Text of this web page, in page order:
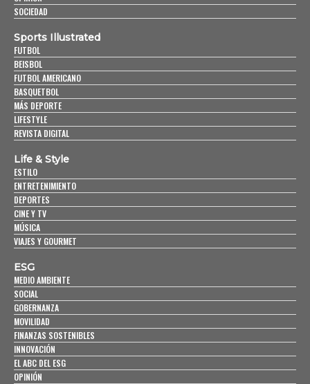
SOCIEDAD
Sports Illustrated
FUTBOL
BEISBOL
FUTBOL AMERICANO
BASQUETBOL
MÁS DEPORTE
LIFESTYLE
REVISTA DIGITAL
Life & Style
ESTILO
ENTRETENIMIENTO
DEPORTES
CINE Y TV
MÚSICA
VIAJES Y GOURMET
ESG
MEDIO AMBIENTE
SOCIAL
GOBERNANZA
MOVILIDAD
FINANZAS SOSTENIBLES
INNOVACIÓN
EL ABC DEL ESG
OPINIÓN